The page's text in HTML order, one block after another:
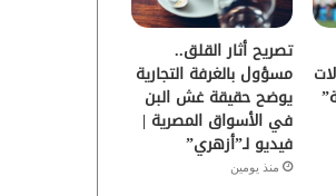
ب
ر
ا
م
تصريح أثار القلق..
مسؤول بالغرفة التجارية
يوضح حقيقة غش البن
في الأسواق المصرية |
فيديو لـ”أزهري”
منذ يومين